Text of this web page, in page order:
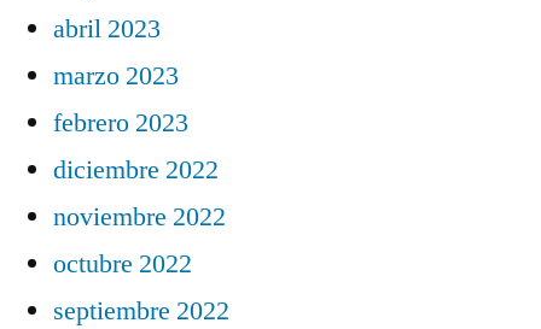
abril 2023
marzo 2023
febrero 2023
diciembre 2022
noviembre 2022
octubre 2022
septiembre 2022